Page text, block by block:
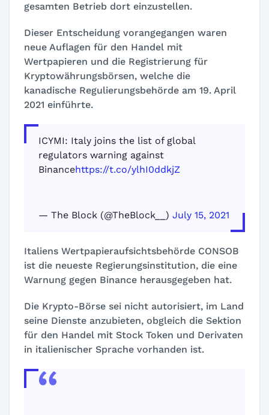
gesamten Betrieb dort einzustellen.
Dieser Entscheidung vorangegangen waren
neue Auflagen für den Handel mit
Wertpapieren und die Registrierung für
Kryptowährungsbörsen, welche die
kanadische Regulierungsbehörde am 19. April
2021 einführte.
ICYMI: Italy joins the list of global
regulators warning against
Binancehttps://t.co/ylhI0ddkjZ
— The Block (@TheBlock__) July 15, 2021
Italiens Wertpapieraufsichtsbehörde CONSOB
ist die neueste Regierungsinstitution, die eine
Warnung gegen Binance herausgegeben hat.
Die Krypto-Börse sei nicht autorisiert, im Land
seine Dienste anzubieten, obgleich die Sektion
für den Handel mit Stock Token und Derivaten
in italienischer Sprache vorhanden ist.